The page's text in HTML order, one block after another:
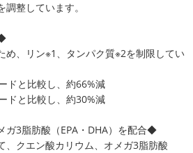
整しています。
め、リン※1、タンパク質※2を制限してい
ドと比較し、約66%減
ドと比較し、約30%減
3脂肪酸（EPA・DHA）を配合◆
、クエン酸カリウム、オメガ3脂肪酸